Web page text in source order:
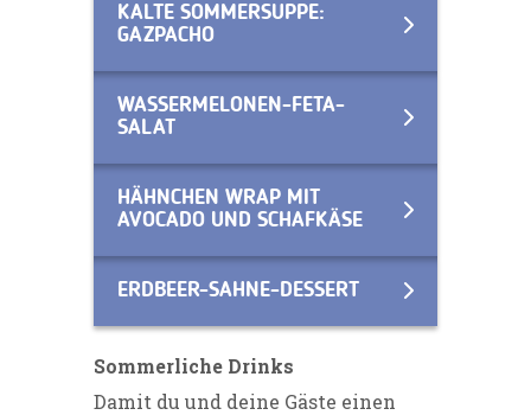
KALTE SOMMERSUPPE:
GAZPACHO
WASSERMELONEN-FETA-
SALAT
HÄHNCHEN WRAP MIT
AVOCADO UND SCHAFKÄSE
ERDBEER-SAHNE-DESSERT
Sommerliche Drinks
Damit du und deine Gäste einen